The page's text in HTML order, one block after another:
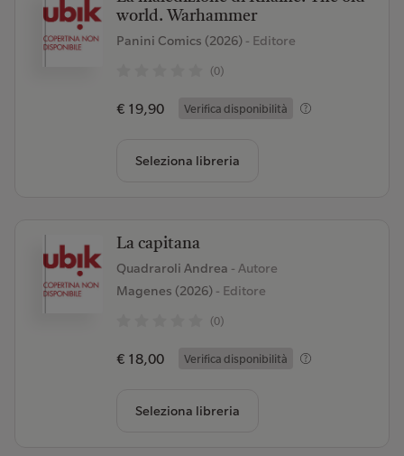
world. Warhammer
Panini Comics (2026)- Editore
(0)
€ 19,90 Verifica disponibilità
Seleziona libreria
La capitana
Quadraroli Andrea - Autore
Magenes (2026)- Editore
(0)
€ 18,00 Verifica disponibilità
Seleziona libreria